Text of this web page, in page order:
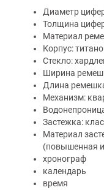
Диаметр
Толщина
Материал
Корпус:
Стекло:
Ширина
Длина
Механизм:
Застежка:
Материал
(повышенная
хронограф
календарь
время